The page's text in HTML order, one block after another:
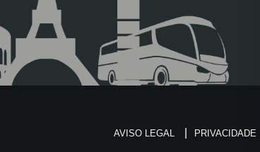
AVISO LEGAL
PRIVACIDADE